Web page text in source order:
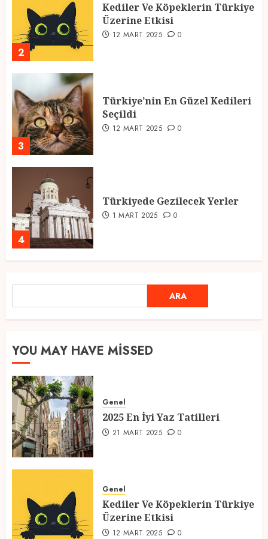
2
Kediler Ve Köpeklerin Türkiye
Üzerine Etkisi
12 MART 2025 0
3
Türkiye’nin En Güzel Kedileri
Seçildi
12 MART 2025 0
4
Türkiyede Gezilecek Yerler
1 MART 2025 0
Ramazan Ayı 2025: Manevi
Atmosfer ve Özel Hazırlıklar
1
21 MART 2025
2
Üzerine Etkisi
12 MART 2025 0
ARA
YOU MAY HAVE MISSED
Genel
2025 En İyi Yaz Tatilleri
21 MART 2025 0
Genel
Kediler Ve Köpeklerin Türkiye
Üzerine Etkisi
12 MART 2025 0